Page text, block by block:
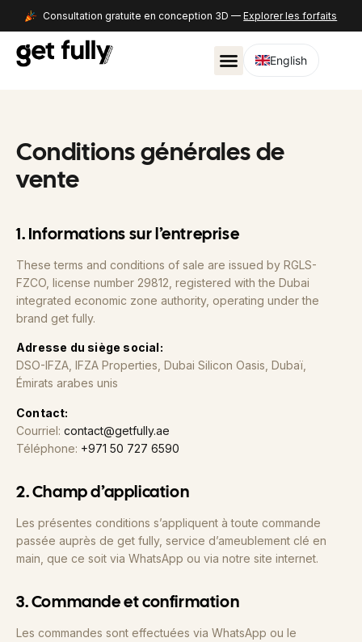
Consultation gratuite en conception 3D —Explorer les forfaits
English
Conditions générales de
vente
1. Informations sur l’entreprise
These terms and conditions of sale are issued by RGLS-
FZCO, license number 29812, registered with the Dubai
integrated economic zone authority, operating under the
brand get fully.
Adresse du siège social:
DSO-IFZA, IFZA Properties, Dubai Silicon Oasis, Dubaï,
Émirats arabes unis
Contact:
Courriel: contact@getfully.ae
Téléphone: +971 50 727 6590
2. Champ d’application
Les présentes conditions s’appliquent à toute commande
passée auprès de get fully, service d’ameublement clé en
main, que ce soit via WhatsApp ou via notre site internet.
3. Commande et confirmation
Les commandes sont effectuées via WhatsApp ou le